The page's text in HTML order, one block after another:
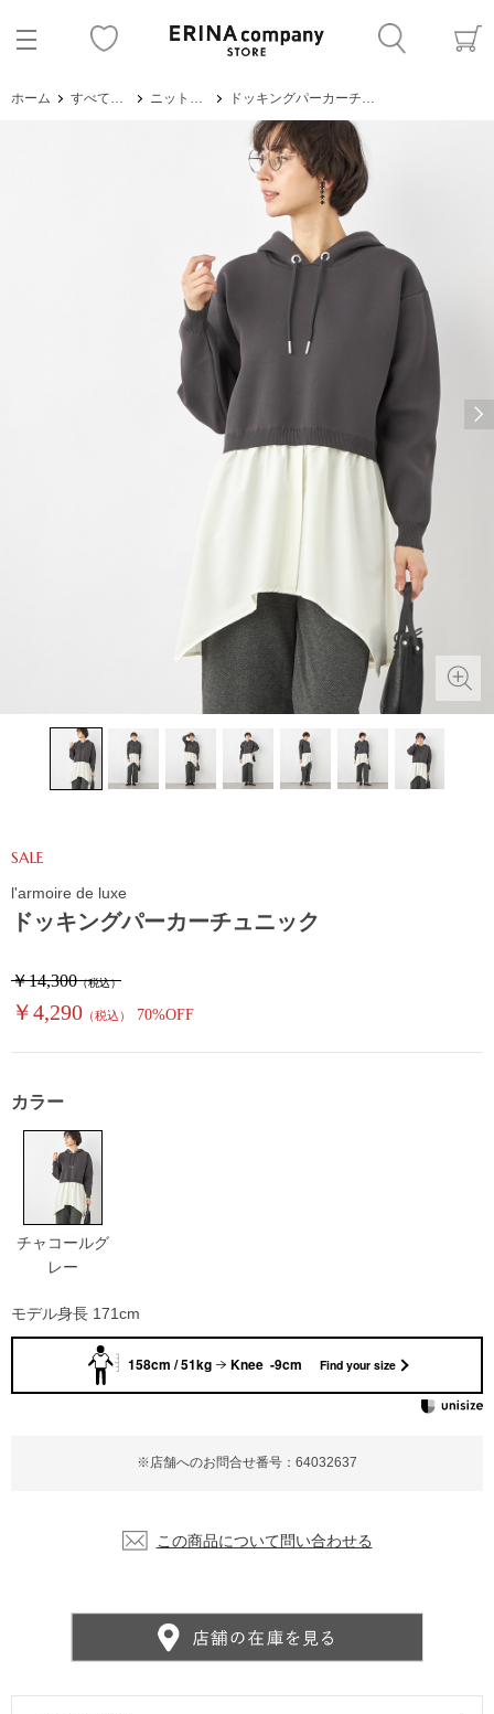
ホーム すべてのアイテム ニット・セーター ドッキングパーカーチュニック
ドッキングパーカーチュニック
SALE
￥14,300（税込）
￥4,290 （税込） 70%OFF
※店舗へのお問合せ番号：64032637
l'armoire de luxe
カラー
チャコールグ
レー
この商品について問い合わせる
モデル身長 171cm
158cm / 51kg Knee -9cm Find your size